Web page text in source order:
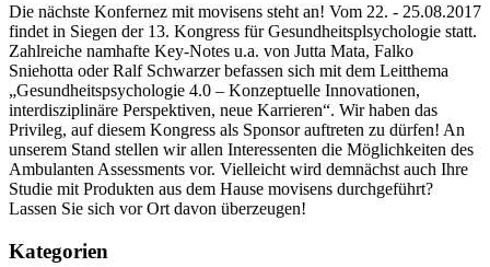
Die nächste Konfernez mit movisens steht an! Vom 22. - 25.08.2017
findet in Siegen der 13. Kongress für Gesundheitsplsychologie statt.
Zahlreiche namhafte Key-Notes u.a. von Jutta Mata, Falko
Sniehotta oder Ralf Schwarzer befassen sich mit dem Leitthema
„Gesundheitspsychologie 4.0 – Konzeptuelle Innovationen,
interdisziplinäre Perspektiven, neue Karrieren“. Wir haben das
Privileg, auf diesem Kongress als Sponsor auftreten zu dürfen! An
unserem Stand stellen wir allen Interessenten die Möglichkeiten des
Ambulanten Assessments vor. Vielleicht wird demnächst auch Ihre
Studie mit Produkten aus dem Hause movisens durchgeführt?
Lassen Sie sich vor Ort davon überzeugen!
Kategorien